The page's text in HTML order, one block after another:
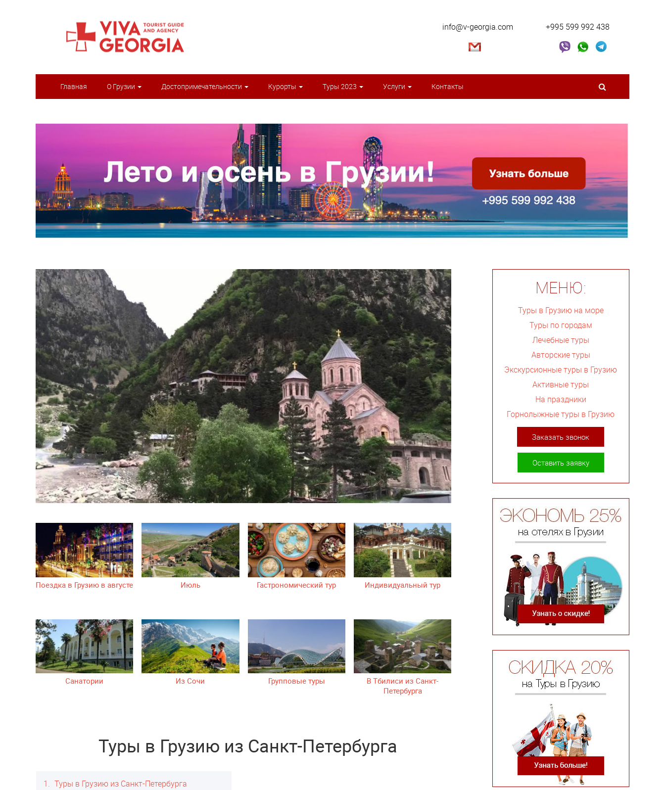
info@v-georgia.com +995 599 992 438
Главная О Грузии Достопримечательности Курорты Туры 2023 Услуги Контакты
Поездка в Грузию в августе Июль Гастрономический тур Индивидуальный тур
Санатории Из Сочи Групповые туры
В Тбилиси из Санкт-
Петербурга
Туры в Грузию из Санкт-Петербурга
1
Туры в Грузию из Санкт-Петербурга
МЕНЮ:
Туры в Грузию на море
Туры по городам
Лечебные туры
Авторские туры
Экскурсионные туры в Грузию
Активные туры
На праздники
Горнолыжные туры в Грузию
Заказать звонок
Оставить заявку